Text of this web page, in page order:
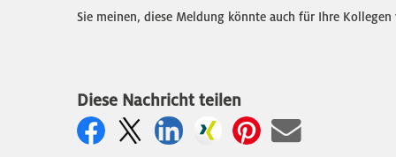
Sie meinen, diese Meldung könnte auch für Ihre
Diese Nachricht teilen